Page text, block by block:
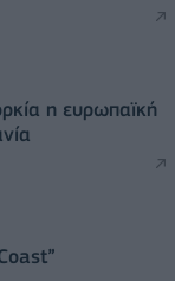
η ευρωπαϊκή